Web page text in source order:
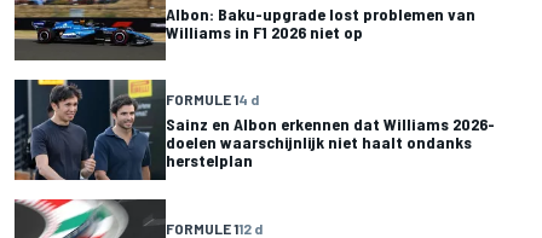
Albon: Baku-upgrade lost problemen van
Williams in F1 2026 niet op
FORMULE 14 d
Sainz en Albon erkennen dat Williams 2026-
doelen waarschijnlijk niet haalt ondanks
herstelplan
FORMULE 112 d